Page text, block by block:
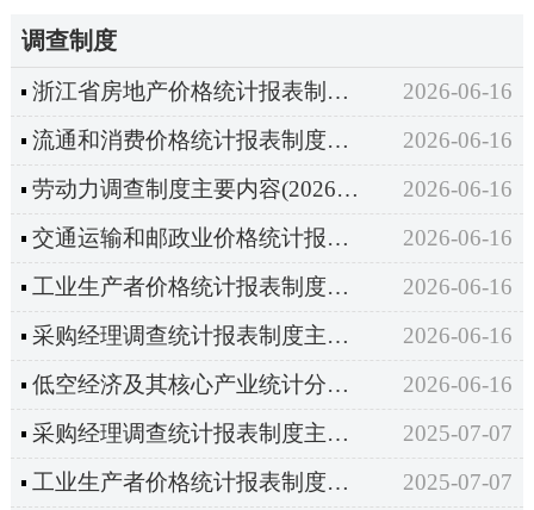
调查制度
浙江省房地产价格统计报表制度主要内容（2026年定期统计报表）
2026-06-16
流通和消费价格统计报表制度主要内容（2025年统计年报和2026年定期统计报表）
2026-06-16
劳动力调查制度主要内容(2026年定期统计报表）
2026-06-16
交通运输和邮政业价格统计报表制度主要内容（2025年统计年报和2026年定期统计报表）
2026-06-16
工业生产者价格统计报表制度主要内容（2026年定期统计报表）
2026-06-16
采购经理调查统计报表制度主要内容（2025年统计年报和2026年定期统计报表）
2026-06-16
低空经济及其核心产业统计分类（试行）
2026-06-16
采购经理调查统计报表制度主要内容（2024年统计年报和2025年定期统计报表）
2025-07-07
工业生产者价格统计报表制度主要内容（2025年定期统计报表）
2025-07-07